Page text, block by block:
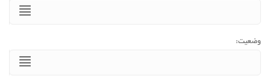
وضعیت: